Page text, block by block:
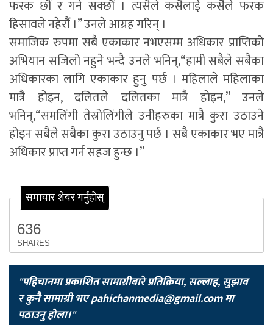
फरक छौं र गर्न सक्छौं । त्यसैले कसैलाई कसैैले फरक
हिसावले नहेरौं ।” उनले आग्रह गरिन् ।
समाजिक रुपमा सबै एकाकार नभएसम्म अधिकार प्राप्तिको
अभियान सजिलो नहुने भन्दै उनले भनिन्,“हामी सबैले सबैका
अधिकारका लागि एकाकार हुनु पर्छ । महिलाले महिलाका
मात्रै होइन, दलितले दलितका मात्रै होइन,” उनले
भनिन्,“समलिंगी तेस्रोलिंगीले उनीहरुका मात्रै कुरा उठाउने
होइन सबैले सबैका कुरा उठाउनु पर्छ । सबै एकाकार भए मात्रै
अधिकार प्राप्त गर्न सहज हुन्छ ।”
समाचार शेयर गर्नुहोस्
636
SHARES
"पहिचानमा प्रकाशित सामाग्रीबारे प्रतिक्रिया, सल्लाह, सुझाव
र कुनै सामाग्री भएpahichanmedia@gmail.comमा
पठाउनु होला।"